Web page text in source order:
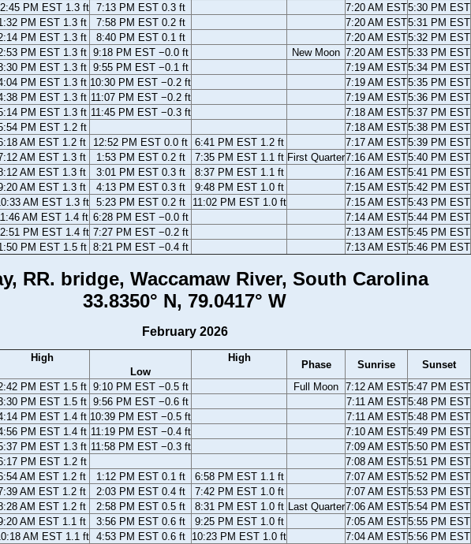
PM EST 1.3 ft 7:13 PM EST 0.3 ft 7:20 AM EST5:30 PM EST
PM EST 1.3 ft 7:58 PM EST 0.2 ft 7:20 AM EST5:31 PM EST
PM EST 1.3 ft 8:40 PM EST 0.1 ft 7:20 AM EST5:32 PM EST
PM EST 1.3 ft 9:18 PM EST −0.0 ft New Moon 7:20 AM EST5:33 PM EST
PM EST 1.3 ft 9:55 PM EST −0.1 ft 7:19 AM EST5:34 PM EST
PM EST 1.3 ft 10:30 PM EST −0.2 ft 7:19 AM EST5:35 PM EST
PM EST 1.3 ft 11:07 PM EST −0.2 ft 7:19 AM EST5:36 PM EST
PM EST 1.3 ft 11:45 PM EST −0.3 ft 7:18 AM EST5:37 PM EST
PM EST 1.2 ft 7:18 AM EST5:38 PM EST
AM EST 1.2 ft 12:52 PM EST 0.0 ft 6:41 PM EST 1.2 ft 7:17 AM EST5:39 PM EST
AM EST 1.3 ft 1:53 PM EST 0.2 ft 7:35 PM EST 1.1 ft First Quarter7:16 AM EST5:40 PM EST
AM EST 1.3 ft 3:01 PM EST 0.3 ft 8:37 PM EST 1.1 ft 7:16 AM EST5:41 PM EST
AM EST 1.3 ft 4:13 PM EST 0.3 ft 9:48 PM EST 1.0 ft 7:15 AM EST5:42 PM EST
AM EST 1.3 ft 5:23 PM EST 0.2 ft 11:02 PM EST 1.0 ft 7:15 AM EST5:43 PM EST
AM EST 1.4 ft 6:28 PM EST −0.0 ft 7:14 AM EST5:44 PM EST
PM EST 1.4 ft 7:27 PM EST −0.2 ft 7:13 AM EST5:45 PM EST
PM EST 1.5 ft 8:21 PM EST −0.4 ft 7:13 AM EST5:46 PM EST
RR. bridge, Waccamaw River, South Carolina
33.8350° N, 79.0417° W
February 2026
High
Low
High
Phase Sunrise Sunset
PM EST 1.5 ft 9:10 PM EST −0.5 ft Full Moon 7:12 AM EST5:47 PM EST
PM EST 1.5 ft 9:56 PM EST −0.6 ft 7:11 AM EST5:48 PM EST
PM EST 1.4 ft 10:39 PM EST −0.5 ft 7:11 AM EST5:48 PM EST
PM EST 1.4 ft 11:19 PM EST −0.4 ft 7:10 AM EST5:49 PM EST
PM EST 1.3 ft 11:58 PM EST −0.3 ft 7:09 AM EST5:50 PM EST
PM EST 1.2 ft 7:08 AM EST5:51 PM EST
AM EST 1.2 ft 1:12 PM EST 0.1 ft 6:58 PM EST 1.1 ft 7:07 AM EST5:52 PM EST
AM EST 1.2 ft 2:03 PM EST 0.4 ft 7:42 PM EST 1.0 ft 7:07 AM EST5:53 PM EST
AM EST 1.2 ft 2:58 PM EST 0.5 ft 8:31 PM EST 1.0 ft Last Quarter7:06 AM EST5:54 PM EST
AM EST 1.1 ft 3:56 PM EST 0.6 ft 9:25 PM EST 1.0 ft 7:05 AM EST5:55 PM EST
AM EST 1.1 ft 4:53 PM EST 0.6 ft 10:23 PM EST 1.0 ft 7:04 AM EST5:56 PM EST